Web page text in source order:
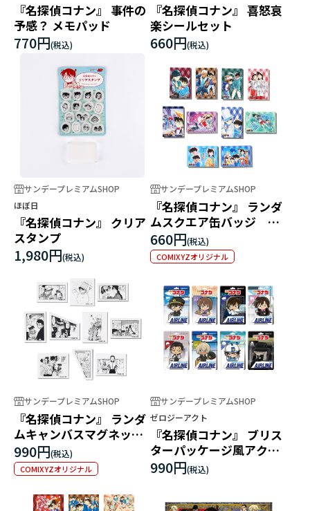
『名探偵コナン』 事件の
予感？ メモパッド
770円
『名探偵コナン』 喜怒哀
楽シールセット
660円
サンデープレミアムSHOP
ほぼ日
『名探偵コナン』 クリア
スタンプ
1,980円
サンデープレミアムSHOP
『名探偵コナン』 ランダ
ムスクエア缶バッジ 第4
弾
660円
COMIXYZオリジナル
サンデープレミアムSHOP
『名探偵コナン』 ランダ
ムキャンバスマグネッ
ト 第4弾
990円
COMIXYZオリジナル
サンデープレミアムSHOP
ゼロジーアクト
『名探偵コナン』 ブリス
ターパッケージ風アクリ
ルボールチェーン エアラ
インコレクション
990円